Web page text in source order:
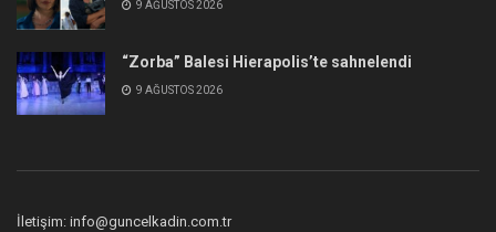
9 AĞUSTOS 2026
“Zorba” Balesi Hierapolis’te sahnelendi
9 AĞUSTOS 2026
İletişim: info@guncelkadin.com.tr